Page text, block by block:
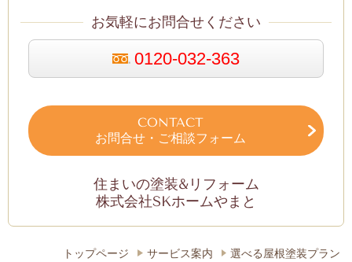
お気軽にお問合せください
0120-032-363
CONTACT
お問合せ・ご相談フォーム
住まいの塗装&リフォーム
株式会社SKホームやまと
トップページ サービス案内 選べる屋根塗装プラン